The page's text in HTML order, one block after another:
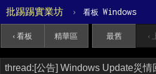
批踢踢實業坊 › 看板 Windows
‹ 看板 精華區 最舊 ‹